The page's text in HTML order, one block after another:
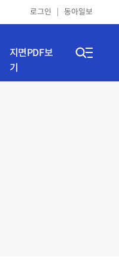
로그인 동아일보
지면PDF보
기